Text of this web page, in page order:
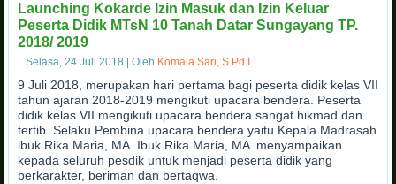
Launching Kokarde Izin Masuk dan Izin Keluar
Peserta Didik MTsN 10 Tanah Datar Sungayang TP.
2018/ 2019
Selasa, 24 Juli 2018 |Oleh Komala Sari, S.Pd.I
9 Juli 2018, merupakan hari pertama bagi peserta didik kelas VII
tahun ajaran 2018-2019 mengikuti upacara bendera. Peserta
didik kelas VII mengikuti upacara bendera sangat hikmad dan
tertib. Selaku Pembina upacara bendera yaitu Kepala Madrasah
ibuk Rika Maria, MA. Ibuk Rika Maria, MA menyampaikan
kepada seluruh pesdik untuk menjadi peserta didik yang
berkarakter, beriman dan bertaqwa.